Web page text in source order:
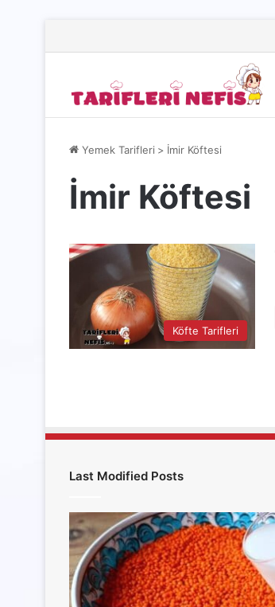
Yemek Tarifleri > İmir Köftesi
İmir Köftesi
Köfte Tarifleri
Last Modified Posts